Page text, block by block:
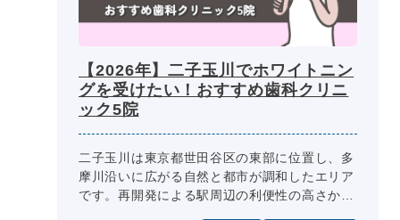
【2026年】二子玉川でホワイトニン
グを受けたい！おすすめ歯科クリニ
ック5院
二子玉川は東京都世田谷区の東部に位置し、多
摩川沿いに広がる自然と都市が調和したエリア
です。再開発による駅周辺の利便性の高さか